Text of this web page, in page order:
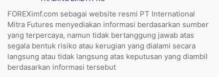
FOREXimf.com sebagai website resmi PT International
Mitra Futures menyediakan informasi berdasarkan sumber
yang terpercaya, namun tidak bertanggung jawab atas
segala bentuk risiko atau kerugian yang dialami secara
langsung atau tidak langsung atas keputusan yang diambil
berdasarkan informasi tersebut